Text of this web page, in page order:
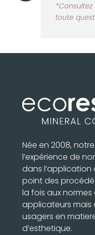
toute
Née en 2008,
l’expérience de
dans l’application
point des
la fois aux
applicateurs mais
usagers en
d’esthetique.